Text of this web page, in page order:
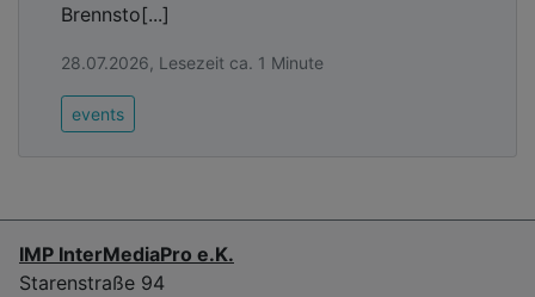
Brennsto[...]
28.07.2026, Lesezeit ca. 1 Minute
events
IMP InterMediaPro e.K.
Starenstraße 94